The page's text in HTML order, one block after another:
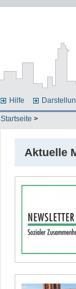
Hilfe
Startseite >
Aktuelle